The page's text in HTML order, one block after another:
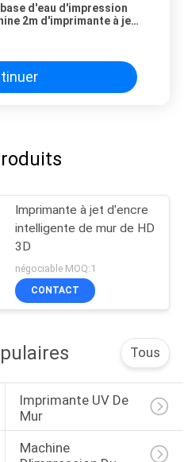
d'eau d'impression
2m d'imprimante à jet
Imprimante à jet d'encre
intelligente de mur de HD
3D
négociable MOQ:1
CONTACT
Tous
Imprimante UV De
Mur
Machine